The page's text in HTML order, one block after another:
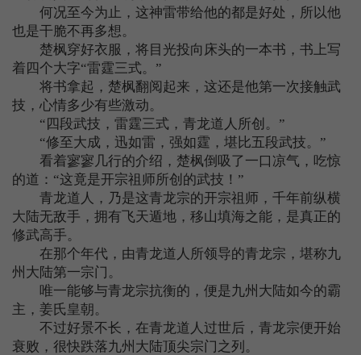
何况至今为止，这神雷带给他的都是好处，所以他
也是干脆不再多想。
楚枫穿好衣服，将目光投向床头的一本书，书上写
着四个大字“雷霆三式。”
将书拿起，楚枫翻阅起来，这还是他第一次接触武
技，心情多少有些激动。
“四段武技，雷霆三式，青龙道人所创。”
“修至大成，迅如雷，强如霆，堪比五段武技。”
看着寥寥几行的介绍，楚枫倒吸了一口凉气，吃惊
的道：“这竟是开宗祖师所创的武技！”
青龙道人，乃是这青龙宗的开宗祖师，千年前纵横
大陆无敌手，拥有飞天遁地，移山填海之能，是真正的
修武高手。
在那个年代，由青龙道人所领导的青龙宗，堪称九
州大陆第一宗门。
唯一能够与青龙宗抗衡的，便是九州大陆如今的霸
主，姜氏皇朝。
不过好景不长，在青龙道人过世后，青龙宗便开始
衰败，很快跌落九州大陆顶尖宗门之列。